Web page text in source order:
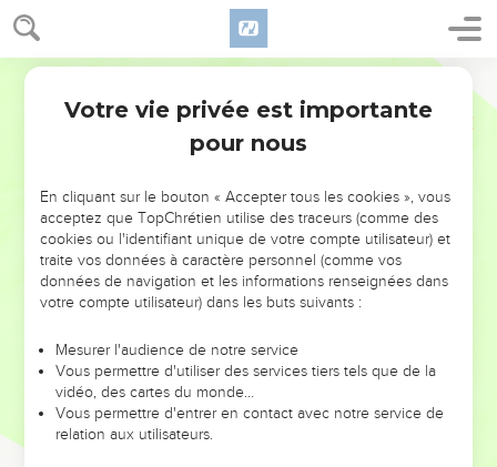
NE MANQUEZ PAS L’ÉVÉNEMENT
DE L’ANNÉE !
ET SI LEURS ERREURS POUVAIENT VOUS ÉVITER LES
VOTRES ?
leur foi ou leur vision. Mais on voit moins les doutes, les erreurs
et les saisons difficiles qu'ils ont traversés, alors même que ce
sont elles qui les ont façonnés.
Dans cette conférence, leaders, entrepreneurs, et responsables
Votre vie privée est importante
pour nous
En cliquant sur le bouton « Accepter tous les cookies », vous
acceptez que TopChrétien utilise des traceurs (comme des
cookies ou l'identifiant unique de votre compte utilisateur) et
traite vos données à caractère personnel (comme vos
données de navigation et les informations renseignées dans
votre compte utilisateur) dans les buts suivants :
Mesurer l'audience de notre service
Vous permettre d'utiliser des services tiers tels que de la
vidéo, des cartes du monde…
Vous permettre d'entrer en contact avec notre service de
relation aux utilisateurs.